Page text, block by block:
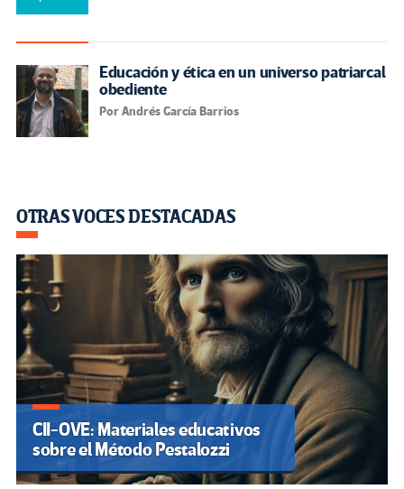
Educación y ética en un universo patriarcal
obediente
Por Andrés García Barrios
OTRAS VOCES DESTACADAS
CII-OVE: Materiales educativos
sobre el Método Pestalozzi